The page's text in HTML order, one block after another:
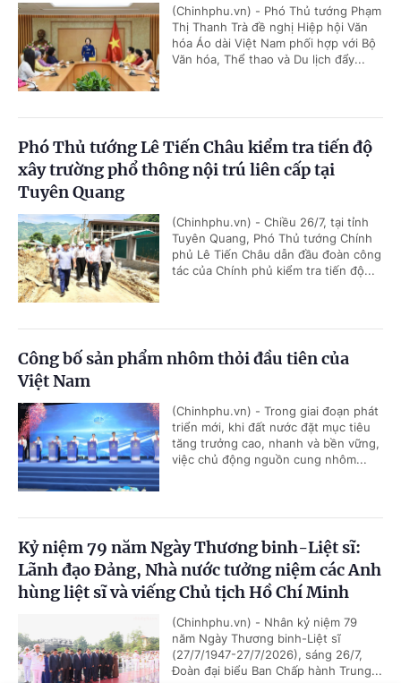
(Chinhphu.vn) - Phó Thủ tướng Phạm
Thị Thanh Trà đề nghị Hiệp hội Văn
hóa Áo dài Việt Nam phối hợp với Bộ
Văn hóa, Thể thao và Du lịch đẩy...
Phó Thủ tướng Lê Tiến Châu kiểm tra tiến độ
xây trường phổ thông nội trú liên cấp tại
Tuyên Quang
(Chinhphu.vn) - Chiều 26/7, tại tỉnh
Tuyên Quang, Phó Thủ tướng Chính
phủ Lê Tiến Châu dẫn đầu đoàn công
tác của Chính phủ kiểm tra tiến độ...
Công bố sản phẩm nhôm thỏi đầu tiên của
Việt Nam
(Chinhphu.vn) - Trong giai đoạn phát
triển mới, khi đất nước đặt mục tiêu
tăng trưởng cao, nhanh và bền vững,
việc chủ động nguồn cung nhôm...
Kỷ niệm 79 năm Ngày Thương binh-Liệt sĩ:
Lãnh đạo Đảng, Nhà nước tưởng niệm các Anh
hùng liệt sĩ và viếng Chủ tịch Hồ Chí Minh
(Chinhphu.vn) - Nhân kỷ niệm 79
năm Ngày Thương binh-Liệt sĩ
(27/7/1947-27/7/2026), sáng 26/7,
Đoàn đại biểu Ban Chấp hành Trung...